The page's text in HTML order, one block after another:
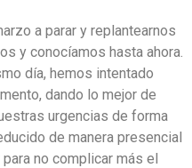
a parar y replantearnos
y conocíamos hasta ahora.
día, hemos intentado
dando lo mejor de
urgencias de forma
de manera presencial
no complicar más el